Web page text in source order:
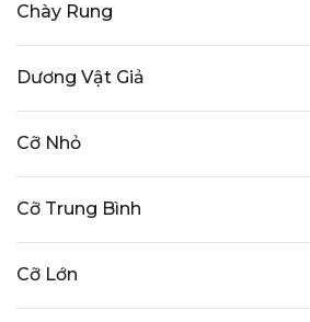
Chày Rung
Dương Vật Giả
Cỡ Nhỏ
Cỡ Trung Bình
Cỡ Lớn